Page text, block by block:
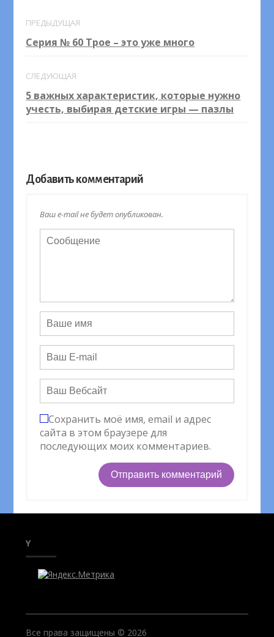
ПРЕДЫДУЩАЯ
Серия № 60 Трое – это уже много
СЛЕДУЮЩАЯ
5 важных характеристик, которые нужно
учесть, выбирая детские игры — пазлы
Добавить комментарий
Ваш e-mail не будет опубликован.
Сохранить моё имя, email и адрес
сайта в этом браузере для
последующих моих комментариев.
Y
Все права защищены © 2026